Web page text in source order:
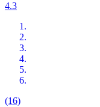
4.3
(16)